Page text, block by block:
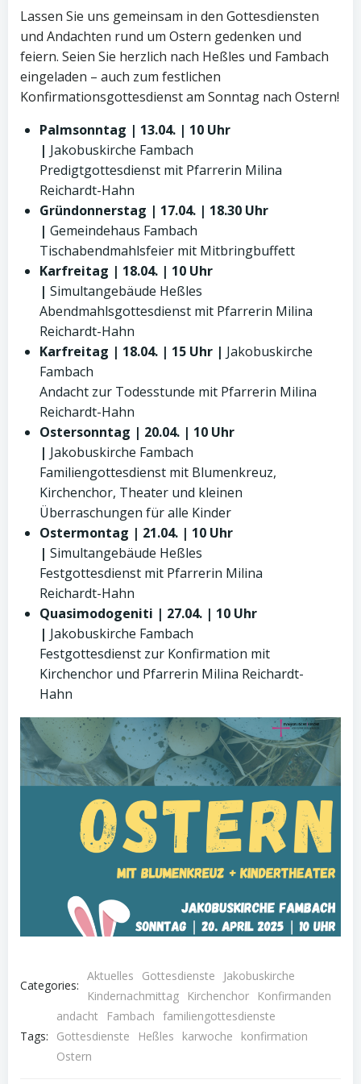
Lassen Sie uns gemeinsam in den Gottesdiensten
und Andachten rund um Ostern gedenken und
feiern. Seien Sie herzlich nach Heßles und Fambach
eingeladen – auch zum festlichen
Konfirmationsgottesdienst am Sonntag nach Ostern!
Palmsonntag | 13.04. | 10 Uhr
| Jakobuskirche Fambach
Predigtgottesdienst mit Pfarrerin Milina
Reichardt-Hahn
Gründonnerstag | 17.04. | 18.30 Uhr
| Gemeindehaus Fambach
Tischabendmahlsfeier mit Mitbringbuffett
Karfreitag | 18.04. | 10 Uhr
| Simultangebäude Heßles
Abendmahlsgottesdienst mit Pfarrerin Milina
Reichardt-Hahn
Karfreitag | 18.04. | 15 Uhr | Jakobuskirche
Fambach
Andacht zur Todesstunde mit Pfarrerin Milina
Reichardt-Hahn
Ostersonntag | 20.04. | 10 Uhr
| Jakobuskirche Fambach
Familiengottesdienst mit Blumenkreuz,
Kirchenchor, Theater und kleinen
Überraschungen für alle Kinder
Ostermontag | 21.04. | 10 Uhr
| Simultangebäude Heßles
Festgottesdienst mit Pfarrerin Milina
Reichardt-Hahn
Quasimodogeniti | 27.04. | 10 Uhr
| Jakobuskirche Fambach
Festgottesdienst zur Konfirmation mit
Kirchenchor und Pfarrerin Milina Reichardt-
Hahn
Categories:
Aktuelles Gottesdienste
Jakobuskirche
Kindernachmittag
Kirchenchor Konfirmanden
Tags:
andacht Fambach familiengottesdienste
Gottesdienste
Heßles karwoche
konfirmation
Ostern